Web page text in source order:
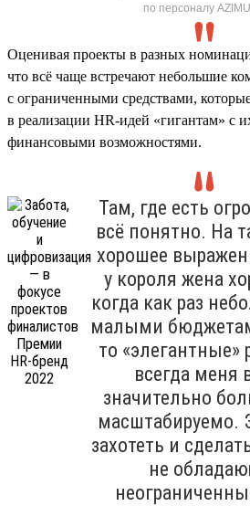
по персоналу
Оценивая проекты в разных
что всё чаще встречают небольшие
с ограниченными средствами,
в реализации HR-идей «гигантам» с
финансовыми возможностями.
Там, где есть
всё понятно. На
хорошее
у короля жена
когда как раз
малыми
то «элегантные»
всегда меня
значительно
масштабируемо.
захотеть и
не